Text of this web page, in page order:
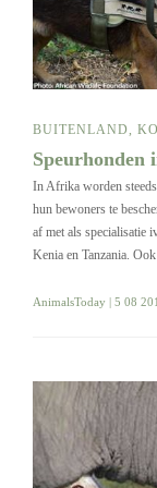
BUITENLAND,
Speurhonden
In Afrika worden
hun bewoners te
af met als specialisatie
Kenia en Tanzania.
AnimalsToday | 5 08